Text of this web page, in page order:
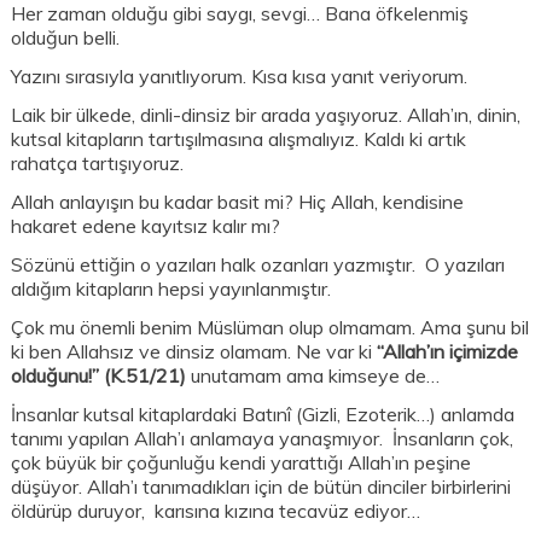
Her zaman olduğu gibi saygı, sevgi… Bana öfkelenmiş
olduğun belli.
Yazını sırasıyla yanıtlıyorum. Kısa kısa yanıt veriyorum.
Laik bir ülkede, dinli-dinsiz bir arada yaşıyoruz. Allah’ın, dinin,
kutsal kitapların tartışılmasına alışmalıyız. Kaldı ki artık
rahatça tartışıyoruz.
Allah anlayışın bu kadar basit mi? Hiç Allah, kendisine
hakaret edene kayıtsız kalır mı?
Sözünü ettiğin o yazıları halk ozanları yazmıştır. O yazıları
aldığım kitapların hepsi yayınlanmıştır.
Çok mu önemli benim Müslüman olup olmamam. Ama şunu bil
ki ben Allahsız ve dinsiz olamam. Ne var ki“Allah’ın içimizde
olduğunu!” (K.51/21) unutamam ama kimseye de…
İnsanlar kutsal kitaplardaki Batınî (Gizli, Ezoterik…) anlamda
tanımı yapılan Allah’ı anlamaya yanaşmıyor. İnsanların çok,
çok büyük bir çoğunluğu kendi yarattığı Allah’ın peşine
düşüyor. Allah’ı tanımadıkları için de bütün dinciler birbirlerini
öldürüp duruyor, karısına kızına tecavüz ediyor…